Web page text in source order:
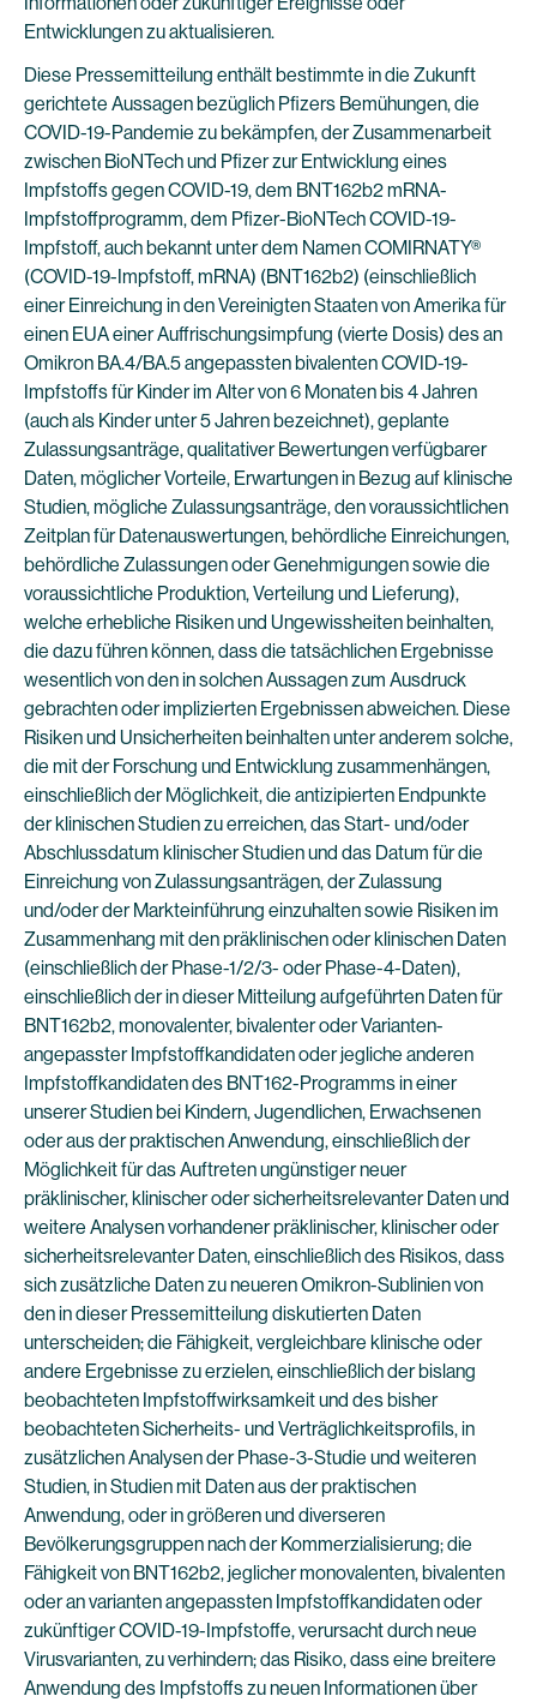
Entwicklungen zu aktualisieren.
Diese Pressemitteilung enthält bestimmte in die Zukunft
gerichtete Aussagen bezüglich Pfizers Bemühungen, die
COVID-19-Pandemie zu bekämpfen, der Zusammenarbeit
zwischen BioNTech und Pfizer zur Entwicklung eines
Impfstoffs gegen COVID-19, dem BNT162b2 mRNA-
Impfstoffprogramm, dem Pfizer-BioNTech COVID-19-
Impfstoff, auch bekannt unter dem Namen COMIRNATY®
(COVID-19-Impfstoff, mRNA) (BNT162b2) (einschließlich
einer Einreichung in den Vereinigten Staaten von Amerika für
einen EUA einer Auffrischungsimpfung (vierte Dosis) des an
Omikron BA.4/BA.5 angepassten bivalenten COVID-19-
Impfstoffs für Kinder im Alter von 6 Monaten bis 4 Jahren
(auch als Kinder unter 5 Jahren bezeichnet), geplante
Zulassungsanträge, qualitativer Bewertungen verfügbarer
Daten, möglicher Vorteile, Erwartungen in Bezug auf klinische
Studien, mögliche Zulassungsanträge, den voraussichtlichen
Zeitplan für Datenauswertungen, behördliche Einreichungen,
behördliche Zulassungen oder Genehmigungen sowie die
voraussichtliche Produktion, Verteilung und Lieferung),
welche erhebliche Risiken und Ungewissheiten beinhalten,
die dazu führen können, dass die tatsächlichen Ergebnisse
wesentlich von den in solchen Aussagen zum Ausdruck
gebrachten oder implizierten Ergebnissen abweichen. Diese
Risiken und Unsicherheiten beinhalten unter anderem solche,
die mit der Forschung und Entwicklung zusammenhängen,
einschließlich der Möglichkeit, die antizipierten Endpunkte
der klinischen Studien zu erreichen, das Start- und/oder
Abschlussdatum klinischer Studien und das Datum für die
Einreichung von Zulassungsanträgen, der Zulassung
und/oder der Markteinführung einzuhalten sowie Risiken im
Zusammenhang mit den präklinischen oder klinischen Daten
(einschließlich der Phase-1/2/3- oder Phase-4-Daten),
einschließlich der in dieser Mitteilung aufgeführten Daten für
BNT162b2, monovalenter, bivalenter oder Varianten-
angepasster Impfstoffkandidaten oder jegliche anderen
Impfstoffkandidaten des BNT162-Programms in einer
unserer Studien bei Kindern, Jugendlichen, Erwachsenen
oder aus der praktischen Anwendung, einschließlich der
Möglichkeit für das Auftreten ungünstiger neuer
präklinischer, klinischer oder sicherheitsrelevanter Daten und
weitere Analysen vorhandener präklinischer, klinischer oder
sicherheitsrelevanter Daten, einschließlich des Risikos, dass
sich zusätzliche Daten zu neueren Omikron-Sublinien von
den in dieser Pressemitteilung diskutierten Daten
unterscheiden; die Fähigkeit, vergleichbare klinische oder
andere Ergebnisse zu erzielen, einschließlich der bislang
beobachteten Impfstoffwirksamkeit und des bisher
beobachteten Sicherheits- und Verträglichkeitsprofils, in
zusätzlichen Analysen der Phase-3-Studie und weiteren
Studien, in Studien mit Daten aus der praktischen
Anwendung, oder in größeren und diverseren
Bevölkerungsgruppen nach der Kommerzialisierung; die
Fähigkeit von BNT162b2, jeglicher monovalenten, bivalenten
oder an varianten angepassten Impfstoffkandidaten oder
zukünftiger COVID-19-Impfstoffe, verursacht durch neue
Virusvarianten, zu verhindern; das Risiko, dass eine breitere
Anwendung des Impfstoffs zu neuen Informationen über